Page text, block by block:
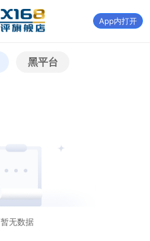
App内打开
黑平台
暂无数据